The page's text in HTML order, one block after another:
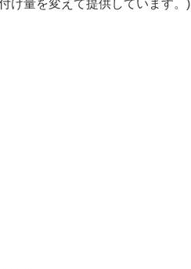
け量を変えて提供しています。)